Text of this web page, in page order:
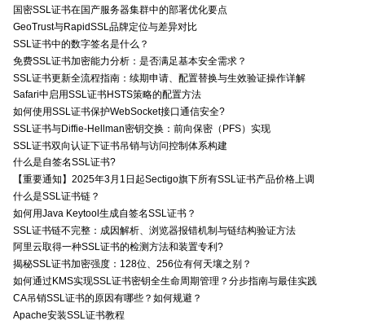
国密SSL证书在国产服务器集群中的部署优化要点
GeoTrust与RapidSSL品牌定位与差异对比
SSL证书中的数字签名是什么？
免费SSL证书加密能力分析：是否满足基本安全需求？
SSL证书更新全流程指南：续期申请、配置替换与生效验证操作详解
Safari中启用SSL证书HSTS策略的配置方法
如何使用SSL证书保护WebSocket接口通信安全?
SSL证书与Diffie-Hellman密钥交换：前向保密（PFS）实现
SSL证书双向认证下证书吊销与访问控制体系构建
什么是自签名SSL证书?
【重要通知】2025年3月1日起Sectigo旗下所有SSL证书产品价格上调
什么是SSL证书链？
如何用Java Keytool生成自签名SSL证书？
SSL证书链不完整：成因解析、浏览器报错机制与链结构验证方法
阿里云取得一种SSL证书的检测方法和装置专利?
揭秘SSL证书加密强度：128位、256位有何天壤之别？
如何通过KMS实现SSL证书密钥全生命周期管理？分步指南与最佳实践
CA吊销SSL证书的原因有哪些？如何规避？
Apache安装SSL证书教程